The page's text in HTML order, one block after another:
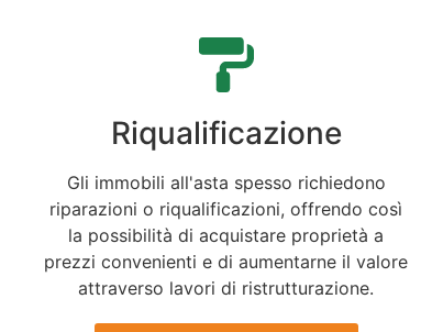
Riqualificazione
Gli immobili all'asta spesso richiedono
riparazioni o riqualificazioni, offrendo così
la possibilità di acquistare proprietà a
prezzi convenienti e di aumentarne il valore
attraverso lavori di ristrutturazione.